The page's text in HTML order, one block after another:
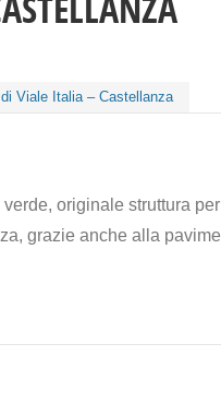
Viale Italia – Castellanza
originale struttura
grazie anche alla